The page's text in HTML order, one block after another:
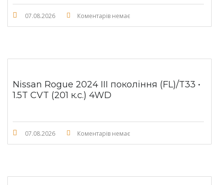
07.08.2026 Коментарів немає
Nissan Rogue 2024 III покоління (FL)/T33 •
1.5T CVT (201 к.с.) 4WD
07.08.2026 Коментарів немає